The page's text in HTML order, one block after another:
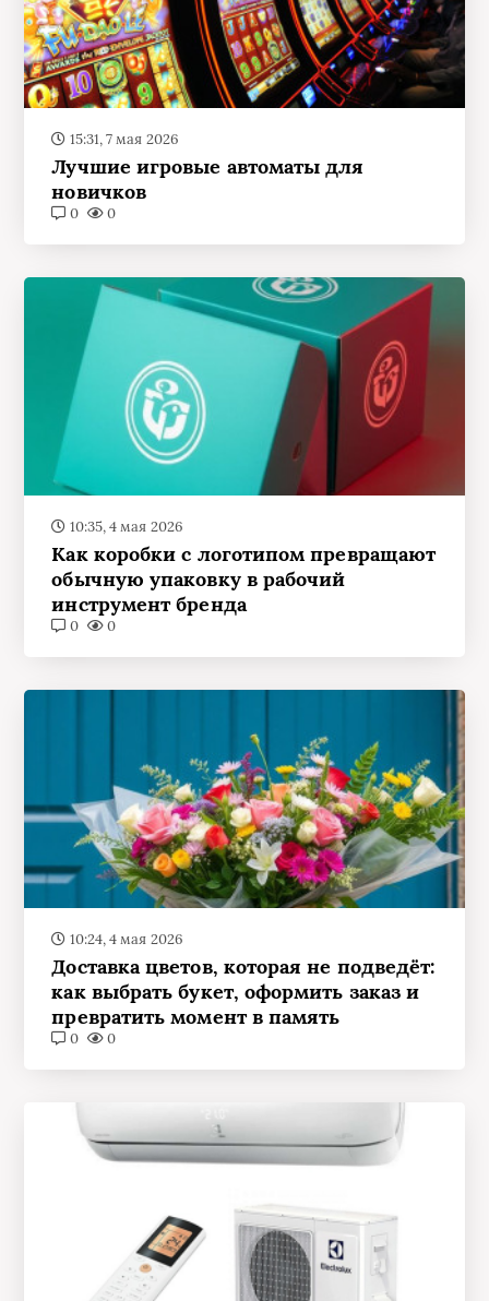
15:31, 7 мая 2026
Лучшие игровые автоматы для
новичков
0 0
10:35, 4 мая 2026
Как коробки с логотипом превращают
обычную упаковку в рабочий
инструмент бренда
0 0
10:24, 4 мая 2026
Доставка цветов, которая не подведёт:
как выбрать букет, оформить заказ и
превратить момент в память
0 0